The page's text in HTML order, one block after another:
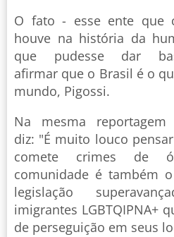
O fato - esse ente que
houve na história da
que pudesse dar
afirmar que o Brasil é o
mundo, Pigossi.
Na mesma
diz: "É muito louco
comete crimes de
comunidade é também
legislação
imigrantes LGBTQIPNA+
de perseguição em seus